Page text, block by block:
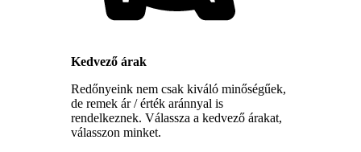
Kedvező árak
Redőnyeink nem csak kiváló minőségűek,
de remek ár / érték aránnyal is
rendelkeznek. Válassza a kedvező árakat,
válasszon minket.